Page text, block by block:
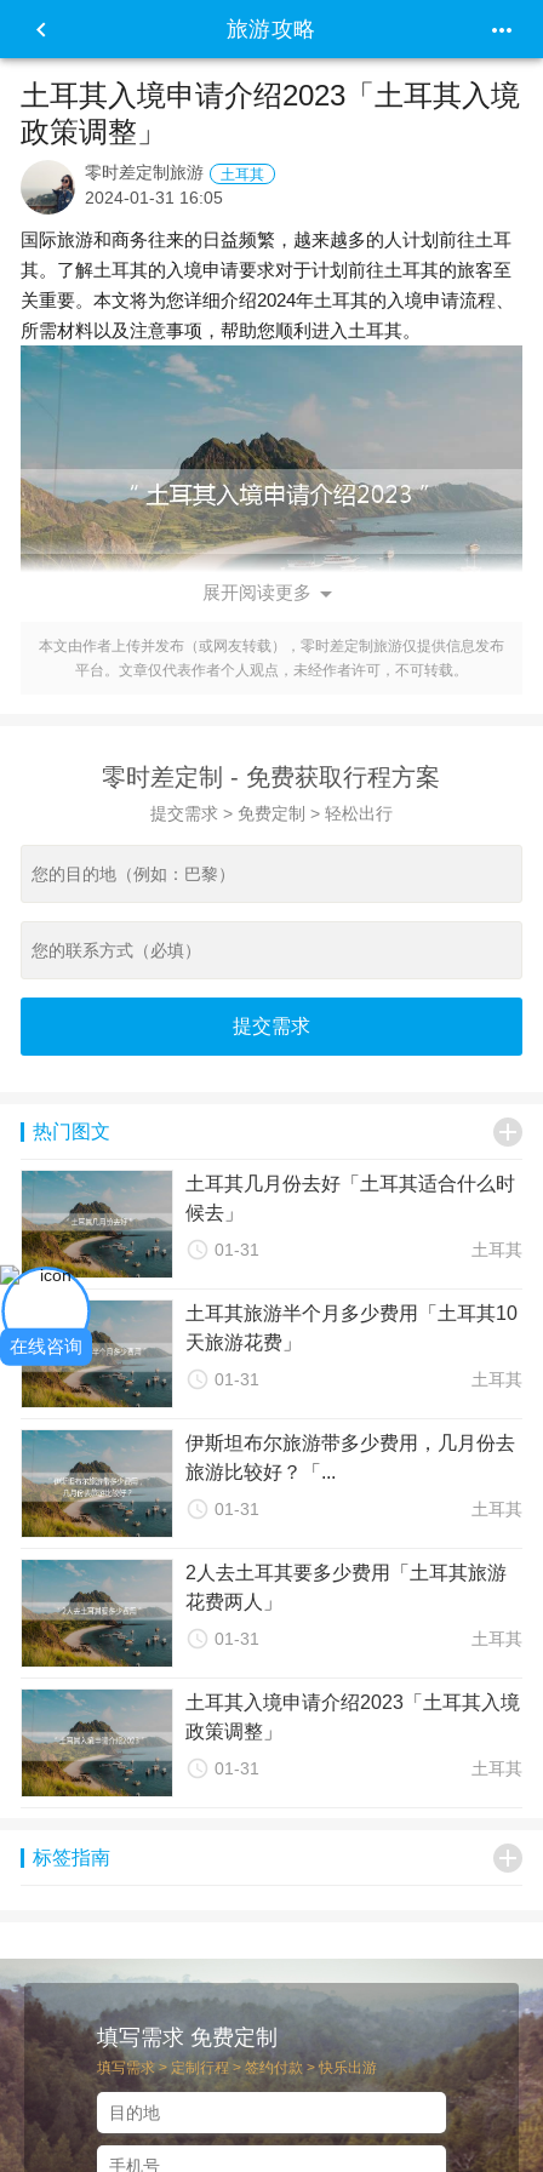
 旅游攻略 
土耳其入境申请介绍2023「土耳其入境
政策调整」
零时差定制旅游 土耳其
2024-01-31 16:05
国际旅游和商务往来的日益频繁，越来越多的人计划前往土耳
其。了解土耳其的入境申请要求对于计划前往土耳其的旅客至
关重要。本文将为您详细介绍2024年土耳其的入境申请流程、
所需材料以及注意事项，帮助您顺利进入土耳其。
一、土耳其入境申请流程
2. 准备所需材料：根据土耳其的入境规定，您需要准备以下材
队等待海关人员审核您的入境材料。
4. 海关审核：海关人员将核实您的入境材料，并可能询问一些
问题，如旅游目的、计划逗留时间等。请如实回答问题。
5. 提取行李：经过海关审核后，前往行李提取区领取您的行
李。请留意显示屏上的行李转盘号码。
6. 离开机场：携带行李离开机场，前往目的地。请确保您的行
1. 护照：护照有效期需超过预定离境日期三个月。请确保护照
2. 签证：根据土耳其的签证规定，您可能需要申请短期或长期
签证。请提前了解签证要求，并在出发前办妥签证。
3. 往返机票：提供预订确认单或机票原件，证明您有计划返回
出发国家。
4. 酒店预订确认单：提供在土耳其期间的住宿证明，可以是酒
店预订确认单或民宿预订信息。
5. 财务证明：为了证明您有足够的财力支付在土耳其期间的费
用，您需要提供财务证明，如银行对账单、工资单或旅行支票
等。
6. 其他材料：根据您的访问目的，您可能还需要提供其他材
料，如邀请函、邀请人身份证明等。
三、土耳其入境申请注意事项
1. 遵守签证规定：在申请土耳其签证时，请确保您符合签证要
求，并按照规定的停留时间和入境次数使用签证。不要违反签
证规定，否则可能会导致被拒绝入境或面临罚款等处罚。
2. 留意护照有效期：护照有效期是入境土耳其的重要条件之
在机场被拒绝登机或入境。
3. 留意航班和机场信息：在计划前往土耳其时，请留意航班和
机场信息，确保您能够顺利抵达目的地机场。注意留意航班是
否有任何变更或取消的情况。
定，不要携带任何违禁品或限制物品。如有疑问，请在出发前
其后也请及时向他们报平安。
6. 注意安全问题：旅行期间，请注意个人安全和财产安全问
题。尽量选择安全的住宿和出行方式，并避免独自前往偏僻地
区。了解当地的紧急联系方式和安全提示等信息，以便在需要
时寻求帮助。
，了解土耳其的入境申请要求对于计划前往土耳其的旅客至关
重要。在申请入境时，请务必准备好所需的材料，遵守相关规
展开阅读更多 
本文由作者上传并发布（或网友转载），零时差定制旅游仅提供信息发布
平台。文章仅代表作者个人观点，未经作者许可，不可转载。
零时差定制 - 免费获取行程方案
提交需求 > 免费定制 > 轻松出行
提交需求
热门图文 
土耳其几月份去好「土耳其适合什么时
候去」
 01-31 土耳其
土耳其旅游半个月多少费用「土耳其10
天旅游花费」
 01-31 土耳其
伊斯坦布尔旅游带多少费用，几月份去
旅游比较好？「...
 01-31 土耳其
2人去土耳其要多少费用「土耳其旅游
花费两人」
 01-31 土耳其
土耳其入境申请介绍2023「土耳其入境
政策调整」
 01-31 土耳其
标签指南 
填写需求 免费定制
填写需求 > 定制行程 > 签约付款 > 快乐出游
在线咨询